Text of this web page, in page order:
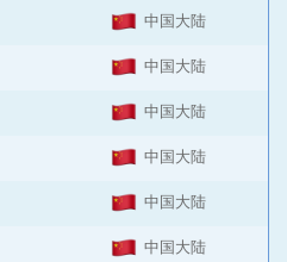
中国大陆
中国大陆
中国大陆
中国大陆
中国大陆
中国大陆